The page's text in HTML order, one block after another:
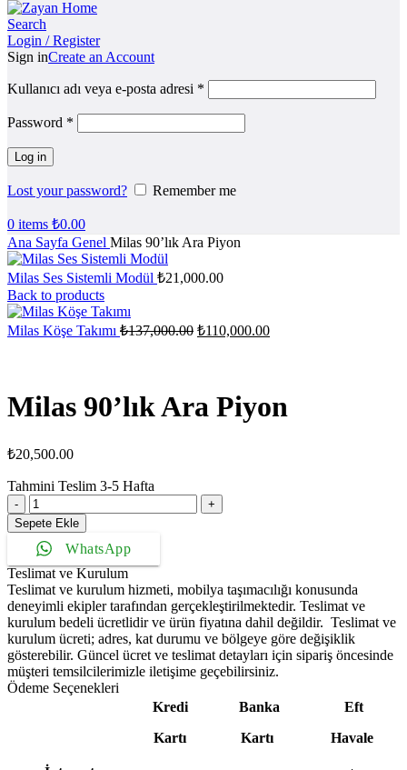
Search
Login / Register
Sign inCreate an Account
Kullanıcı adı veya e-posta adresi *
Password *
Log in
Lost your password? Remember me
0 items ₺0.00
Ana Sayfa Genel Milas 90’lık Ara Piyon
Milas Ses Sistemli Modül ₺21,000.00
Back to products
Milas Köşe Takımı ₺137,000.00 Orijinal
₺110,000.00Şu
Milas 90’lık Ara Piyon
₺20,500.00
Tahmini Teslim 3-5 Hafta
Milas
90'lık
Ara
Piyon
adet
Sepete Ekle
WhatsApp
Teslimat ve Kurulum
Teslimat ve kurulum hizmeti, mobilya taşımacılığı konusunda
deneyimli ekipler tarafından gerçekleştirilmektedir. Teslimat ve
kurulum bedeli ücretlidir ve ürün fiyatına dahil değildir. ‎ Teslimat ve
kurulum ücreti; adres, kat durumu ve bölgeye göre değişiklik
gösterebilir. Güncel ücret ve teslimat detayları için sipariş öncesinde
müşteri temsilcilerimizle iletişime geçebilirsiniz.
Ödeme Seçenekleri
Kredi
Kartı
Banka
Kartı
Eft
Havale